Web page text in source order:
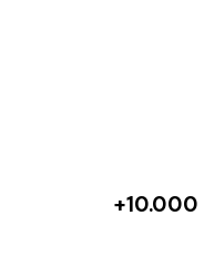
+10.000